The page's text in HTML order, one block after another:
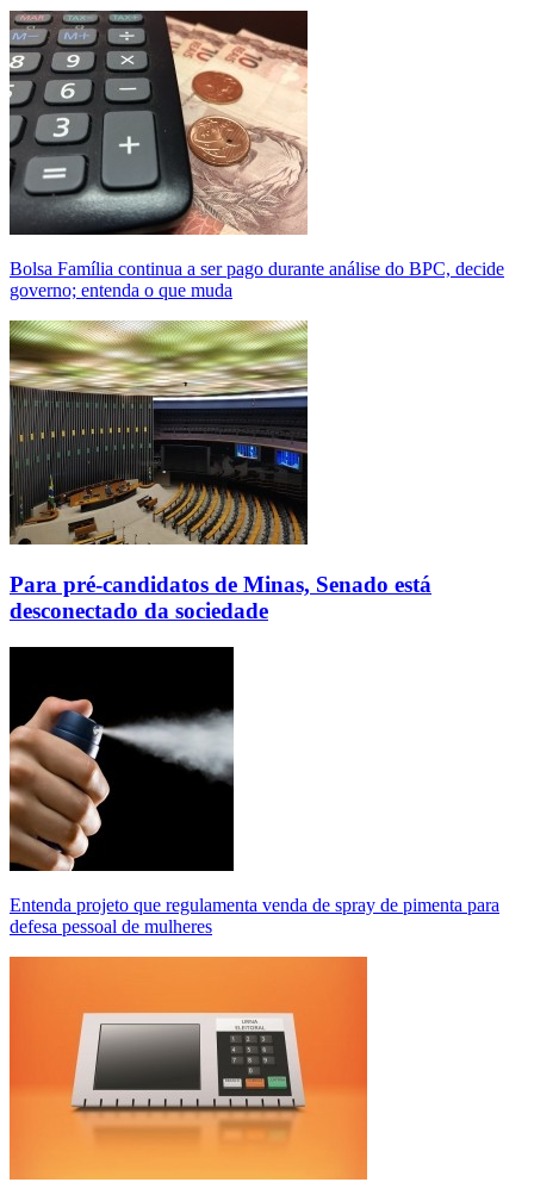
Bolsa Família continua a ser pago durante análise do BPC, decide
governo; entenda o que muda
Para pré-candidatos de Minas, Senado está
desconectado da sociedade
Entenda projeto que regulamenta venda de spray de pimenta para
defesa pessoal de mulheres